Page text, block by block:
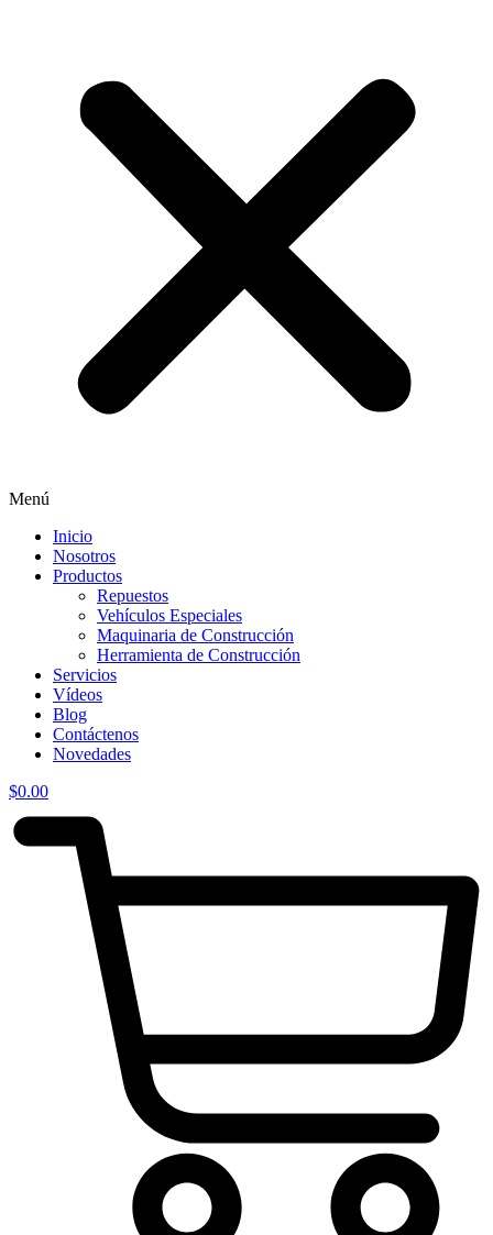
Menú
Inicio
Nosotros
Productos
Repuestos
Vehículos Especiales
Maquinaria de Construcción
Herramienta de Construcción
Servicios
Vídeos
Blog
Contáctenos
Novedades
$0.00